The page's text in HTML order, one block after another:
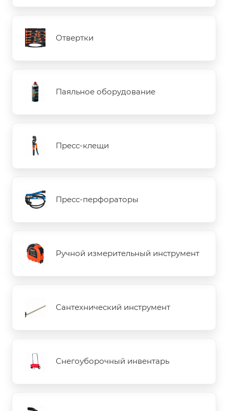
Отвертки
Паяльное оборудование
Пресс-клещи
Пресс-перфораторы
Ручной измерительный инструмент
Сантехнический инструмент
Снегоуборочный инвентарь